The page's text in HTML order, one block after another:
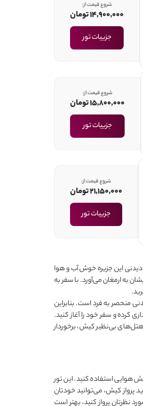
شروع قیمت از:
14,900,000 تومان
جزییات تور
شروع قیمت از:
15,800,000 تومان
جزییات تور
شروع قیمت از:
21,150,000 تومان
جزییات تور
این جزیره خوش آب و هوا
به ارمغان میآورد. با سفر به
منحصر به فرد است. بنابراین
کرده و سفر خود را آغاز کنید.
هتل‌های بی‌نظیر کیش، برخوردار
هوایی استفاده کنید. این تور
پرواز کیش، میتوانید خودتان
نظرتان پرواز کنید، بهتر است